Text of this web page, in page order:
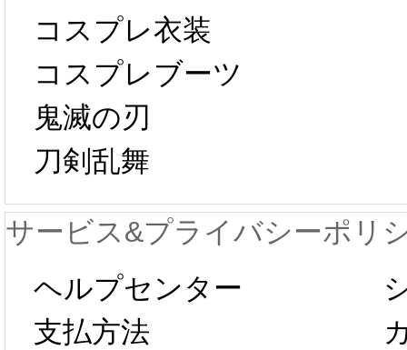
響で2024年2月5
日から工場生産
が一時停止いた
します。 2月5日
以後のご注文
プレ
新春
コスプレ衣装
コスプレブーツ
鬼滅の刃
刀剣乱舞
サービス&プライバシーポリ
ヘルプセンター
支払方法